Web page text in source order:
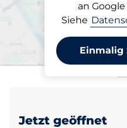
an
Siehe
Einmalig
Parken
CIM
Jetzt geöffnet